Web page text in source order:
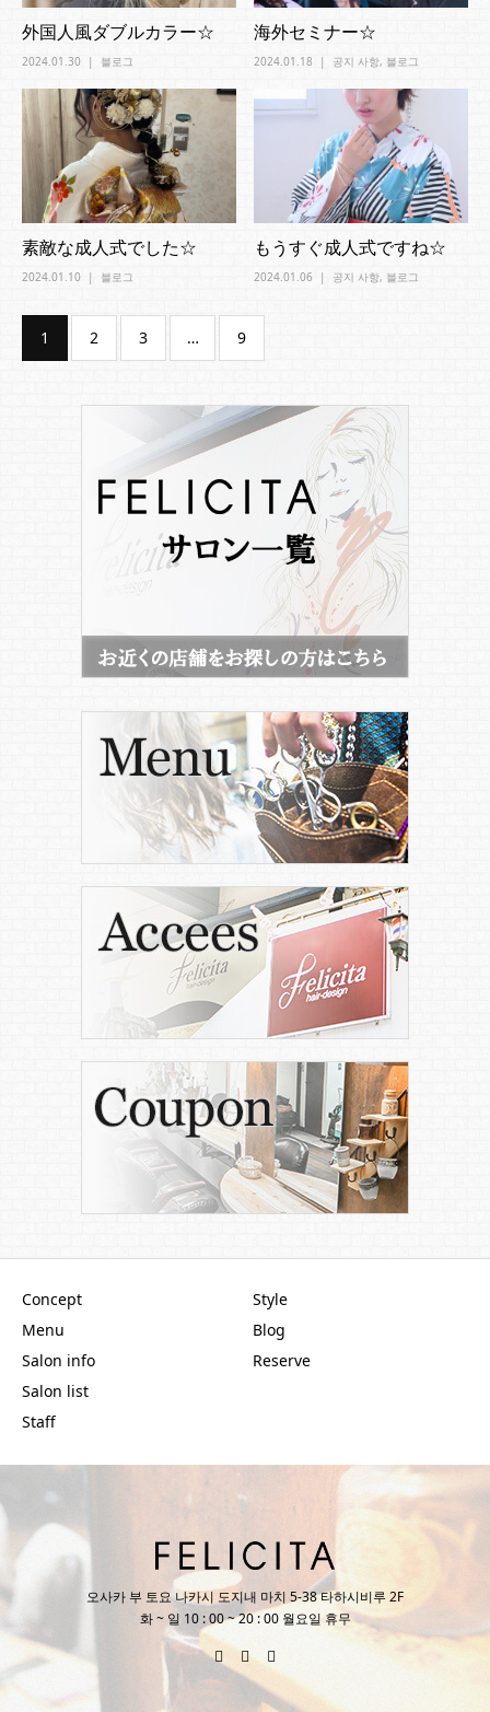
外国人風ダブルカラー☆
2024.01.30 블로그
海外セミナー☆
2024.01.18 공지 사항, 블로그
素敵な成人式でした☆
2024.01.10 블로그
もうすぐ成人式ですね☆
2024.01.06 공지 사항, 블로그
1 2 3 … 9
Concept
Menu
Salon info
Salon list
Staff
Style
Blog
Reserve
오사카 부 토요 나카시 도지내 마치 5-38 타하시비루 2F
화 ~ 일 10 : 00 ~ 20 : 00 월요일 휴무